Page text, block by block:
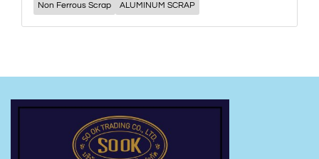
Non Ferrous Scrap
ALUMINUM SCRAP